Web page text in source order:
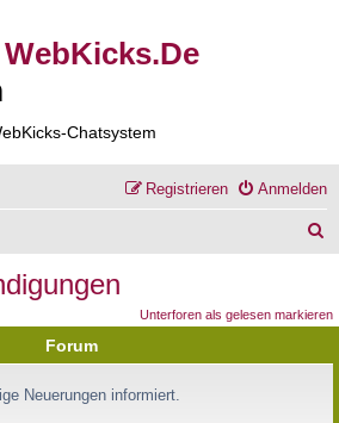
Chatsystem
Anmelden
Registrieren
e
Unterforen als gelesen markieren
Forum
Neuerungen informiert.